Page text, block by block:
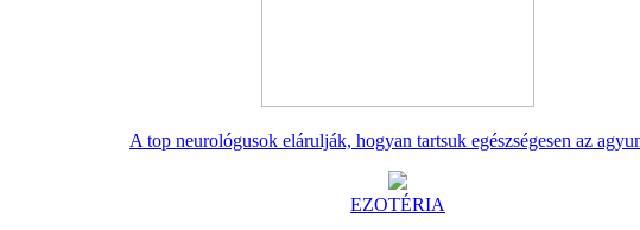
A top neurológusok elárulják, hogyan tartsuk egészségesen az
EZOTÉRIA